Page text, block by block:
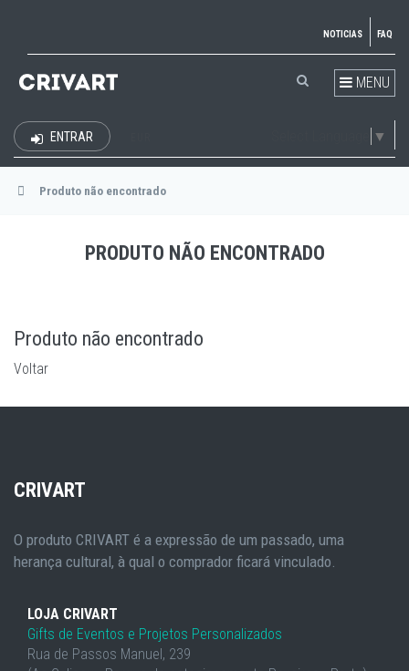
NOTICIAS FAQ
MENU
▼
ENTRAR
Produto não encontrado
PRODUTO NÃO ENCONTRADO
Produto não encontrado
Voltar
CRIVART
O produto CRIVART é a expressão de um passado, uma
herança cultural, à qual o comprador ficará vinculado.
LOJA CRIVART
Gifts de Eventos e Projetos Personalizados
Rua de Passos Manuel, 239